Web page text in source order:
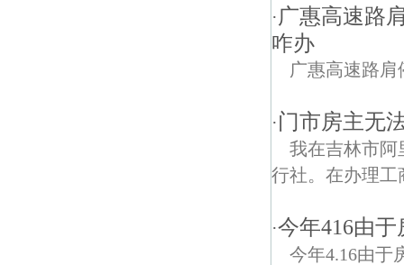
· 广惠高速路
咋办
广惠高速路
·门市房主无
我在吉林市阿
行社。在办理工
·今年416由
今年4.16由于